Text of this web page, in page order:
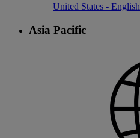
United States - English
Asia Pacific